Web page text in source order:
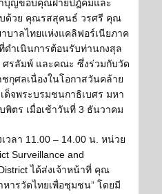
บุญขอบคุณฝ่ายปฎิคมและ
บด้วย คุณรสสุคนธ์ วรศรี คุณ
บาลไทยแห่งแคลิฟอร์เนียภาค
ำเนินการต้อนรับท่านกงสุล
รลัมพ์ และคณะ ซึ่งร่วมกับวัด
กุศลเนื่องในโอกาสวันคล้าย
จพระบรมชนกาธิเบศร มหา
ตร เมื่อเช้าวันที่ 3 ธันวาคม
วลา 11.00 – 14.00 น. หน่วย
Surveillance and
ได้ส่งเจ้าหน้าที่ คุณ
หารวัดไทยเพื่อชุมชน” โดยมี